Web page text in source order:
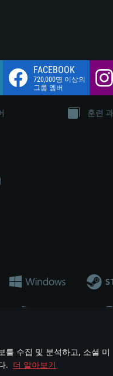
를 수집 및 분석하고, 소셜 미
. 더 알아보기
FACEBOOK
720,000명 이상의
그룹 멤버
훈련
것은 무기 개발 업체나 장비
brand names are the
약관